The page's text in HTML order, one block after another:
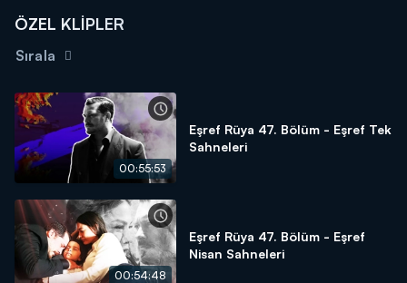
ÖZEL KLİPLER
Sırala
00:55:53
Eşref Rüya 47. Bölüm - Eşref Tek
Sahneleri
00:54:48
Eşref Rüya 47. Bölüm - Eşref
Nisan Sahneleri